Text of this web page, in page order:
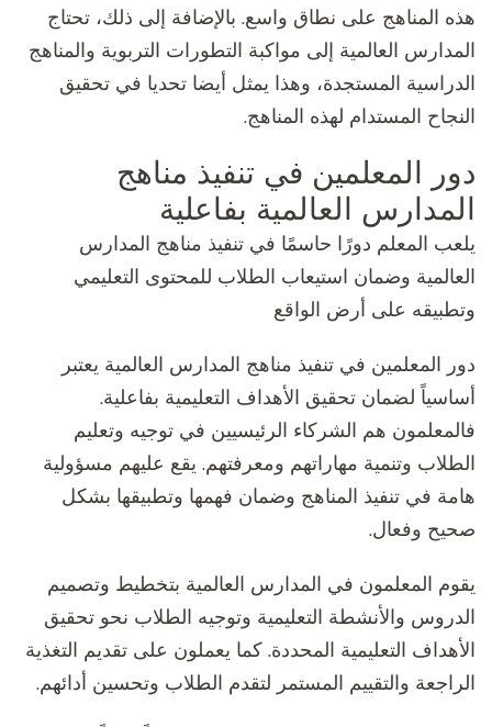
هذه المناهج على نطاق واسع. بالإضافة إلى ذلك، تحتاج
المدارس العالمية إلى مواكبة التطورات التربوية والمناهج
الدراسية المستجدة، وهذا يمثل أيضا تحديا في تحقيق
النجاح المستدام لهذه المناهج.
دور المعلمين في تنفيذ مناهج
المدارس العالمية بفاعلية
يلعب المعلم دورًا حاسمًا في تنفيذ مناهج المدارس
العالمية وضمان استيعاب الطلاب للمحتوى التعليمي
وتطبيقه على أرض الواقع
دور المعلمين في تنفيذ مناهج المدارس العالمية يعتبر
أساسياً لضمان تحقيق الأهداف التعليمية بفاعلية.
فالمعلمون هم الشركاء الرئيسيين في توجيه وتعليم
الطلاب وتنمية مهاراتهم ومعرفتهم. يقع عليهم مسؤولية
هامة في تنفيذ المناهج وضمان فهمها وتطبيقها بشكل
صحيح وفعال.
يقوم المعلمون في المدارس العالمية بتخطيط وتصميم
الدروس والأنشطة التعليمية وتوجيه الطلاب نحو تحقيق
الأهداف التعليمية المحددة. كما يعملون على تقديم التغذية
الراجعة والتقييم المستمر لتقدم الطلاب وتحسين أدائهم.